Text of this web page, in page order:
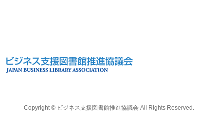
Copyright © ビジネス支援図書館推進協議会All Rights Reserved.